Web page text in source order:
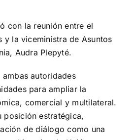
con la reunión entre el
y la viceministra de Asuntos
Audra Plepyté.
autoridades
para ampliar la
comercial y multilateral.
posición estratégica,
de diálogo como una